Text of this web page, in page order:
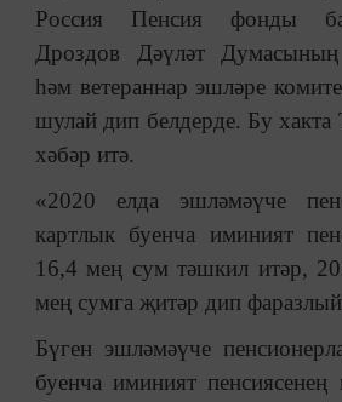
Россия Пенсия фонды
Дроздов Дәүләт Думасының
һәм ветераннар эшләре
шулай дип белдерде. Бу
хәбәр итә.
«2020 елда эшләмәүче
картлык буенча иминият
16,4 мең сум тәшкил итәр,
мең сумга җитәр дип
Бүген эшләмәүче
буенча иминият